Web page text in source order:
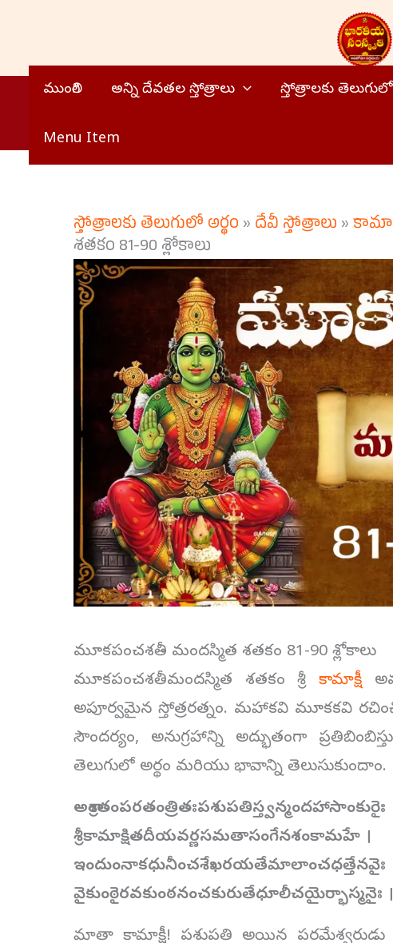
content
ముంగిలి అన్ని దేవతల స్తోత్రాలు స్తోత్రాలకు తెలుగులో
Menu Item
స్తోత్రాలకు తెలుగులో అర్థం » దేవీ స్తోత్రాలు »
శతకం 81-90 శ్లోకాలు
మూకపంచశతీ – మందస్మిత శతకం 81-90 శ్లోకాలు
మూకపంచశతీ మందస్మిత శతకం శ్రీకామాక్షీ
అపూర్వమైన స్తోత్రరత్నం. మహాకవి మూకకవి
సౌందర్యం, అనుగ్రహాన్ని అద్భుతంగా
తెలుగులో అర్థం మరియు భావాన్ని తెలుసుకుందాం.
అశ్రాంతంపరతంత్రితఃపశుపతిస్త్వన్మందహాసాంకురైః
శ్రీకామాక్షితదీయవర్ణసమతాసంగేనశంకామహే ।
ఇందుంనాకధునీంచశేఖరయతేమాలాంచధత్తేనవైః
వైకుంఠైరవకుంఠనంచకురుతేధూలీచయైర్భాస్మనైః
మాతా కామాక్షీ! పశుపతి అయిన పరమేశ్వరుడు